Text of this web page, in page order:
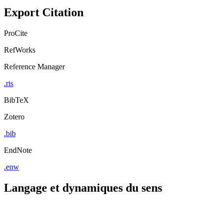
Export Citation
ProCite
RefWorks
Reference Manager
.ris
BibTeX
Zotero
.bib
EndNote
.enw
Langage et dynamiques du sens